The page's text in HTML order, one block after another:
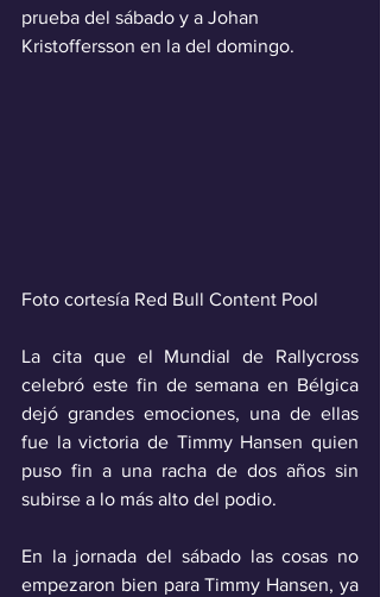
prueba del sábado y a Johan
Kristoffersson en la del domingo.
Foto cortesía Red Bull Content Pool
La cita que el Mundial de Rallycross
celebró este fin de semana en Bélgica
dejó grandes emociones, una de ellas
fue la victoria de Timmy Hansen quien
puso fin a una racha de dos años sin
subirse a lo más alto del podio.
En la jornada del sábado las cosas no
empezaron bien para Timmy Hansen, ya